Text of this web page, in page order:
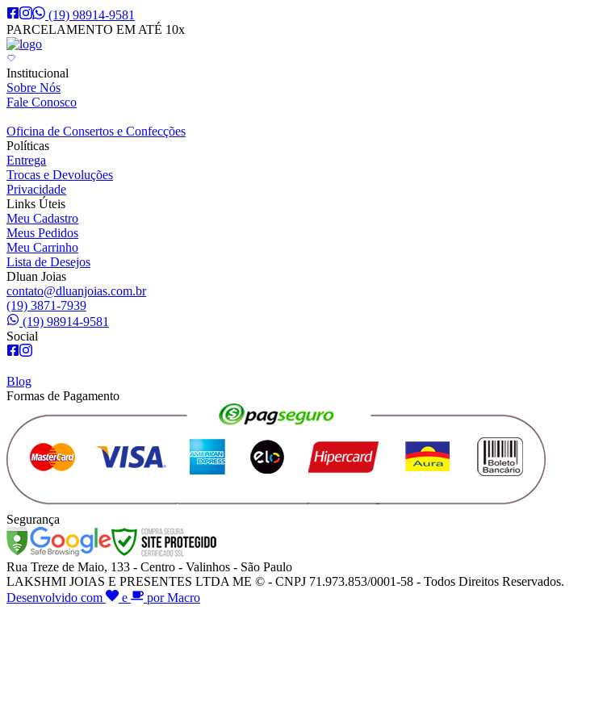
(19) 98914-9581
PARCELAMENTO EM ATÉ 10x
Institucional
Sobre Nós
Fale Conosco
Oficina de Consertos e Confecções
Políticas
Entrega
Trocas e Devoluções
Privacidade
Links Úteis
Meu Cadastro
Meus Pedidos
Meu Carrinho
Lista de Desejos
Dluan Joias
contato@dluanjoias.com.br
(19) 3871-7939
(19) 98914-9581
Social
Blog
Formas de Pagamento
Segurança
Rua Treze de Maio, 133 - Centro - Valinhos - São Paulo
LAKSHMI JOIAS E PRESENTES LTDA ME © - CNPJ 71.973.853/0001-58 - Todos Direitos Reservados.
Desenvolvido com
e por Macro